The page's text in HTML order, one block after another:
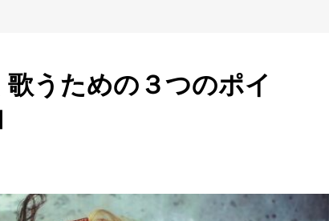
うための３つのポイ